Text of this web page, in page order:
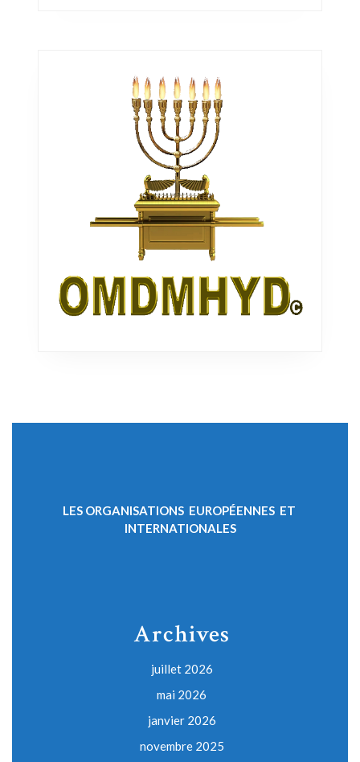
LES ORGANISATIONS EUROPÉENNES ET
INTERNATIONALES
Archives
juillet 2026
mai 2026
janvier 2026
novembre 2025